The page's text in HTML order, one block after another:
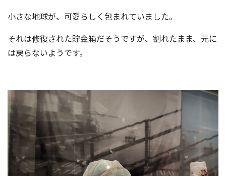
小さな地球が、可愛らしく包まれていました。
それは修復された貯金箱だそうですが、割れたまま、元に
は戻らないようです。